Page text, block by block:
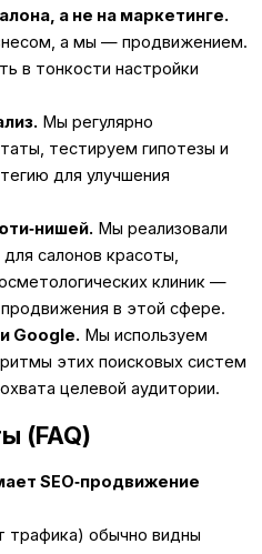
а не на маркетинге.
а мы — продвижением.
в тонкости настройки
Мы регулярно
тестируем гипотезы и
для улучшения
Мы реализовали
салонов красоты,
клиник —
в этой сфере.
Google. Мы используем
этих поисковых систем
целевой аудитории.
(FAQ)
SEO‑продвижение
трафика) обычно видны